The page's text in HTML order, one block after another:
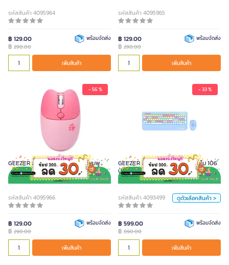
รหัสสินค้า 4095964
฿ 129.00
฿ 290.00
พร้อมจัดส่ง
เพิ่มสินค้า
รหัสสินค้า 4095965
฿ 129.00
฿ 290.00
พร้อมจัดส่ง
เพิ่มสินค้า
- 56 %
GEEZER เมาส์ไร้สาย รุ่น M3AG สีชมพู
รหัสสินค้า 4095966
฿ 129.00
฿ 290.00
พร้อมจัดส่ง
เพิ่มสินค้า
- 33 %
GEEZER คีย์บอร์ดไร้สายเมาส์คอมโบ 106
ปุ่ม รุ่น G100 สีฟ้า
รหัสสินค้า 4093499 ดูตัวเลือกสินค้า >
฿ 599.00
฿ 890.00
พร้อมจัดส่ง
เพิ่มสินค้า
GEEZER คีย์บอร์ดไร้สายเมาส์คอมโบ
890.00
สี
เขียว
ฟ้า